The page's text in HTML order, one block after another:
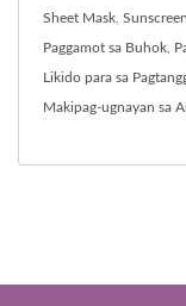
Sheet Mask Sunscreen
Paggamot sa Buhok
Likido para sa
Makipag-ugnayan sa